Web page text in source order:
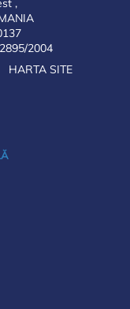
,
2004
HARTA SITE